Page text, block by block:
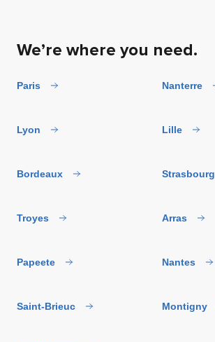
We’re where you need.
Paris Nanterre
Lyon Lille
Bordeaux Strasbourg
Troyes Arras
Papeete Nantes
Saint-Brieuc Montigny